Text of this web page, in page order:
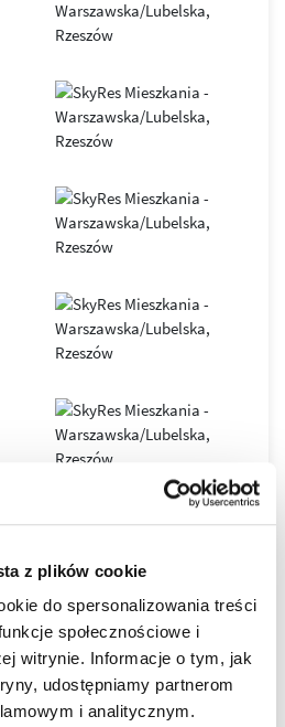
z plików cookie
do spersonalizowania treści
społecznościowe i
witrynie. Informacje o tym, jak
udostępniamy partnerom
i analitycznym.
Rzeszowa i siedziba
firm. Obiekt oferuje
przeszklenia, indywidualnie
klimatyzacji i wentylacji, 7
inteligentny system BMS.
światłowodowa gwarantuje
zgodnie z zasadami
, co potwierdza
SkyRes jest dziś jednym z
biznesowych w Rzeszowie oraz
do życia w dynamicznie
inwestycja, która
w rzeszowskim
z najbardziej pożądanych